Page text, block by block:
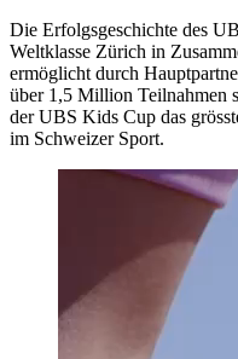
Die Erfolgsgeschichte des
Weltklasse Zürich in
ermöglicht durch
über 1,5 Million Teilnahmen
der UBS Kids Cup das
im Schweizer Sport.